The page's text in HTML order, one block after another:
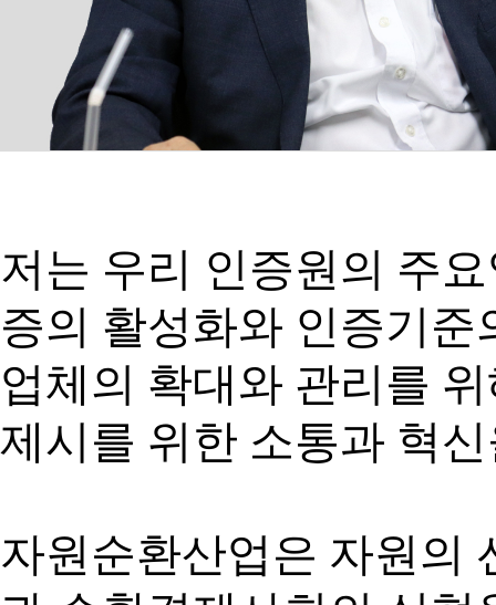
저는 우리 인증원의 주
증의 활성화와 인증기
업체의 확대와 관리를
제시를 위한 소통과 혁
자원순환산업은 자원의